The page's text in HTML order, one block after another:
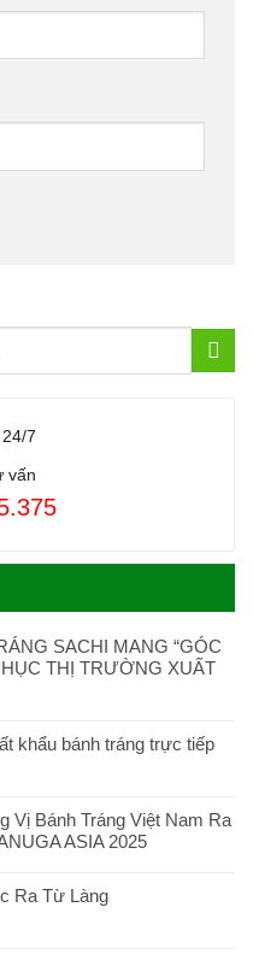
7
vấn
SACHI MANG “GÓC
THỊ TRƯỜNG XUẤT
khẩu bánh tráng trực tiếp
Vị Bánh Tráng Việt Nam Ra
ASIA 2025
Ra Từ Làng